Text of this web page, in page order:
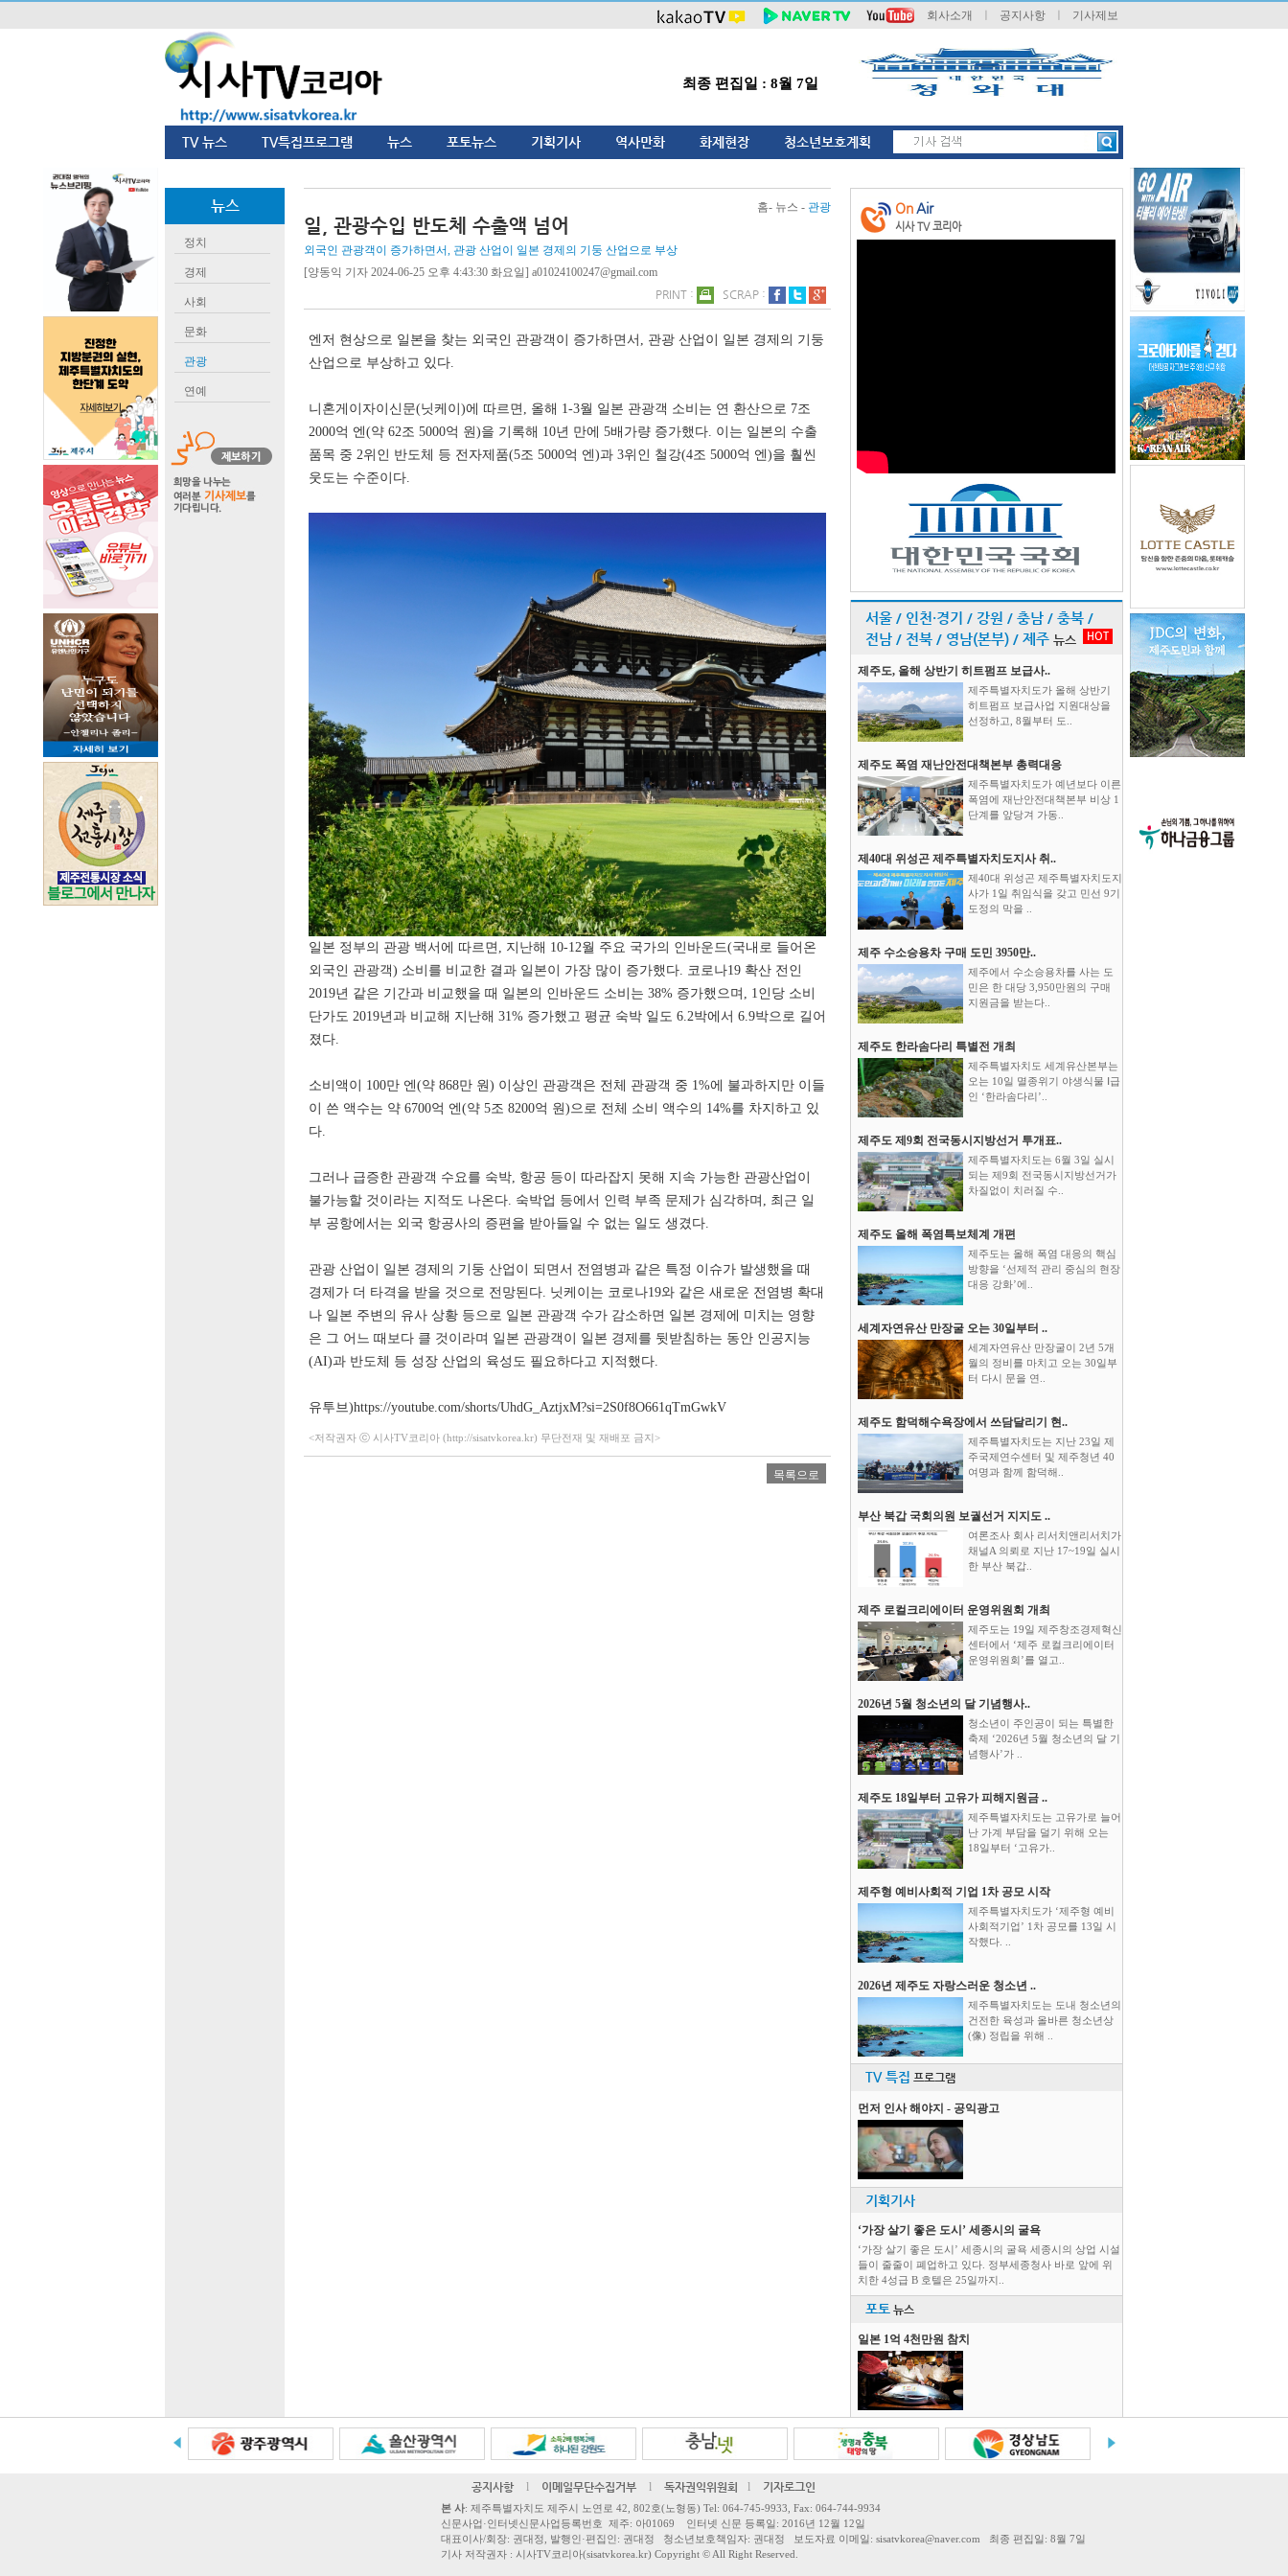
회사소개 공지사항 기사제보
최종 편집일 : 8월 7일
TV 뉴스 TV특집프로그램 뉴스 포토뉴스 기획기사 역사만화 화제현장 청소년보호계획
뉴스
정치
경제
사회
문화
관광
연예
홈- 뉴스 - 관광
일, 관광수입 반도체 수출액 넘어
외국인 관광객이 증가하면서, 관광 산업이 일본 경제의 기둥 산업으로 부상
[양동익 기자 2024-06-25 오후 4:43:30 화요일] a01024100247@gmail.com
PRINT :
SCRAP :
엔저 현상으로 일본을 찾는 외국인 관광객이 증가하면서
관광 산업이 일본 경제의 기둥
산업으로 부상하고 있다
니혼게이자이신문(닛케이 )에 따르면 올해 1-3월 일본 관광객 소비는 연 환산으로 7조
2000억 엔 (약 62조 5000억 원 )을 기록해 10년 만에 5배가량 증가했다 이는 일본의 수출
품목 중 2위인 반도체 등 전자제품(5조 5000억 엔 )과 3위인 철강(4조 5000억 엔 )을 훨씬
웃도는 수준이다
일본 정부의 관광 백서에 따르면 지난해 10-12월 주요 국가의 인바운드(국내로 들어온
외국인 관광객) 소비를 비교한 결과 일본이 가장 많이 증가했다 코로나19 확산 전인
2019년 같은 기간과 비교했을 때 일본의 인바운드 소비는 38% 증가했으며 , 1 인당 소비
단가도 2019년과 비교해 지난해 31% 증가했고 평균 숙박 일도 6.2박에서 6.9박으로 길어
졌다
소비액이 100만 엔 (약 868만 원 ) 이상인 관광객은 전체 관광객 중 1%에 불과하지만 이들
이 쓴 액수는 약 6700억 엔 (약 5조 8200억 원 ) 으로 전체 소비 액수의 14%를 차지하고 있
다
그러나 급증한 관광객 수요를 숙박 항공 등이 따라잡지 못해 지속 가능한 관광산업이
불가능할 것이라는 지적도 나온다 숙박업 등에서 인력 부족 문제가 심각하며
최근 일
부 공항에서는 외국 항공사의 증편을 받아들일 수 없는 일도 생겼다
관광 산업이 일본 경제의 기둥 산업이 되면서 전염병과 같은 특정 이슈가 발생했을 때
경제가 더 타격을 받을 것으로 전망된다 닛케이는 코로나19와 같은 새로운 전염병 확대
나 일본 주변의 유사 상황 등으로 일본 관광객 수가 감소하면 일본 경제에 미치는 영향
은 그 어느 때보다 클 것이라며 일본 관광객이 일본 경제를 뒷받침하는 동안 인공지능
(AI)과 반도체 등 성장 산업의 육성도 필요하다고 지적했다
유투브)https://youtube.com/shorts/UhdG_AztjxM?si=2S0f8O661qTmGwkV
<저작권자 ⓒ 시사TV코리아 (http://sisatvkorea.kr) 무단전재 및 재배포 금지>
목록으로
On Air
시사 TV 코리아
서울 / 인천·경기 / 강원 / 충남 / 충북 /
전남 / 전북 / 영남(본부) / 제주 뉴스 HOT
제주도, 올해 상반기 히트펌프 보급사..
제주특별자치도가 올해 상반기
히트펌프 보급사업 지원대상을
선정하고, 8월부터 도..
제주도 폭염 재난안전대책본부 총력대응
제주특별자치도가 예년보다 이른
폭염에 재난안전대책본부 비상 1
단계를 앞당겨 가동..
제40대 위성곤 제주특별자치도지사 취..
제40대 위성곤 제주특별자치도지
사가 1일 취임식을 갖고 민선 9기
도정의 막을 ..
제주 수소승용차 구매 도민 3950만..
제주에서 수소승용차를 사는 도
민은 한 대당 3,950만원의 구매
지원금을 받는다..
제주도 한라솜다리 특별전 개최
제주특별자치도 세계유산본부는
오는 10일 멸종위기 야생식물 Ⅰ급
인 ‘한라솜다리’..
제주도 제9회 전국동시지방선거 투개표..
제주특별자치도는 6월 3일 실시
되는 제9회 전국동시지방선거가
차질없이 치러질 수..
제주도 올해 폭염특보체계 개편
제주도는 올해 폭염 대응의 핵심
방향을 ‘선제적 관리 중심의 현장
대응 강화’에..
세계자연유산 만장굴 오는 30일부터 ..
세계자연유산 만장굴이 2년 5개
월의 정비를 마치고 오는 30일부
터 다시 문을 연..
제주도 함덕해수욕장에서 쓰담달리기 현..
제주특별자치도는 지난 23일 제
주국제연수센터 및 제주청년 40
여명과 함께 함덕해..
부산 북갑 국회의원 보궐선거 지지도 ..
여론조사 회사 리서치앤리서치가
채널A 의뢰로 지난 17~19일 실시
한 부산 북갑..
제주 로컬크리에이터 운영위원회 개최
제주도는 19일 제주창조경제혁신
센터에서 ‘제주 로컬크리에이터
운영위원회’를 열고..
2026년 5월 청소년의 달 기념행사..
청소년이 주인공이 되는 특별한
축제 ‘2026년 5월 청소년의 달 기
념행사’가 ..
제주도 18일부터 고유가 피해지원금 ..
제주특별자치도는 고유가로 늘어
난 가계 부담을 덜기 위해 오는
18일부터 ‘고유가..
제주형 예비사회적 기업 1차 공모 시작
제주특별자치도가 ‘제주형 예비
사회적기업’ 1차 공모를 13일 시
작했다. ..
2026년 제주도 자랑스러운 청소년 ..
제주특별자치도는 도내 청소년의
건전한 육성과 올바른 청소년상
(像) 정립을 위해 ..
TV 특집 프로그램
먼저 인사 해야지 - 공익광고
기획기사
‘가장 살기 좋은 도시’ 세종시의 굴욕
‘가장 살기 좋은 도시’ 세종시의 굴욕 세종시의 상업 시설
들이 줄줄이 폐업하고 있다. 정부세종청사 바로 앞에 위
치한 4성급 B 호텔은 25일까지..
포토 뉴스
일본 1억 4천만원 참치
공지사항 l 이메일무단수집거부 l 독자권익위원회 l 기자로그인
본 사: 제주특별자치도 제주시 노연로 42, 802호(노형동) Tel: 064-745-9933, Fax: 064-744-9934
신문사업·인터넷신문사업등록번호 제주: 아01069 인터넷 신문 등록일: 2016년 12월 12일
대표이사/회장: 권대정, 발행인·편집인: 권대정 청소년보호책임자: 권대정 보도자료 이메일: sisatvkorea@naver.com 최종 편집일: 8월 7일
기사 저작권자 : 시사TV코리아(sisatvkorea.kr) Copyright © All Right Reserved.